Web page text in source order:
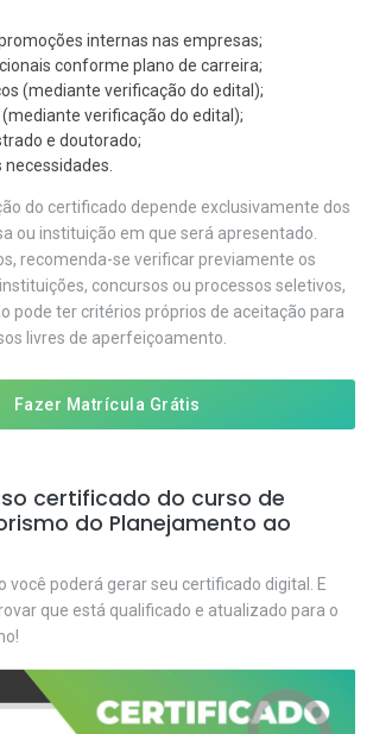
internas nas empresas;
conforme plano de carreira;
(mediante verificação do edital);
verificação do edital);
e doutorado;
do certificado depende exclusivamente dos
ou instituição em que será apresentado.
recomenda-se verificar previamente os
concursos ou processos seletivos,
pode ter critérios próprios de aceitação para
livres de aperfeiçoamento.
Fazer Matrícula Grátis
certificado do curso de
do Planejamento ao
você poderá gerar seu certificado digital. E
que está qualificado e atualizado para o